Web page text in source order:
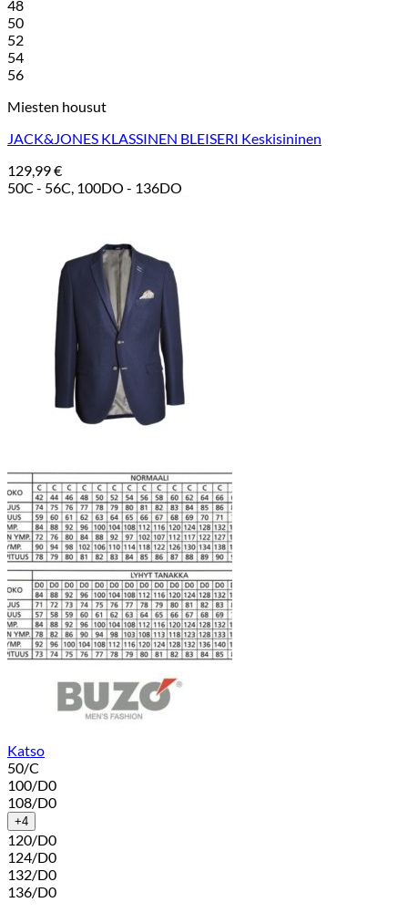
48
50
52
54
56
Miesten housut
JACK&JONES KLASSINEN BLEISERI Keskisininen
129,99€
50C - 56C, 100DO - 136DO
Katso
50/C
100/D0
108/D0
+4
120/D0
124/D0
132/D0
136/D0